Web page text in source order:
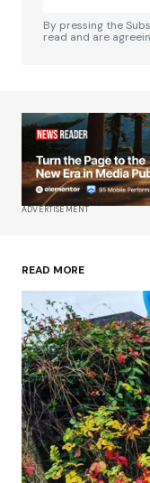
By pressing the
read and are
ADVERTISEMENT
READ MORE